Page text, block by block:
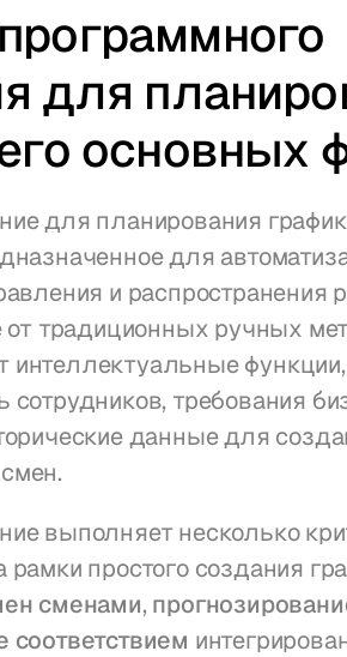
для
основных
для планирования
для
и распространения
от традиционных ручных
требования
данные для
выполняет несколько
простого создания
сменами,
соответствием